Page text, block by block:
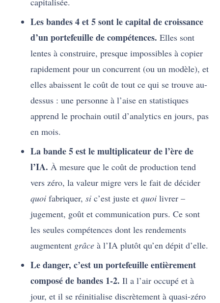
Les bandes 4 et 5 sont le capital de croissance
d’un portefeuille de compétences. Elles sont
lentes à construire, presque impossibles à copier
rapidement pour un concurrent (ou un modèle), et
elles abaissent le coût de tout ce qui se trouve au-
dessus : une personne à l’aise en statistiques
apprend le prochain outil d’analytics en jours, pas
en mois.
La bande 5 est le multiplicateur de l’ère de
l’IA. À mesure que le coût de production tend
vers zéro, la valeur migre vers le fait de décider
quoi fabriquer,si c’est juste etquoi livrer –
jugement, goût et communication purs. Ce sont
les seules compétences dont les rendements
augmentent grâce à l’IA plutôt qu’en dépit d’elle.
Le danger, c’est un portefeuille entièrement
composé de bandes 1-2. Il a l’air occupé et à
jour, et il se réinitialise discrètement à quasi-zéro